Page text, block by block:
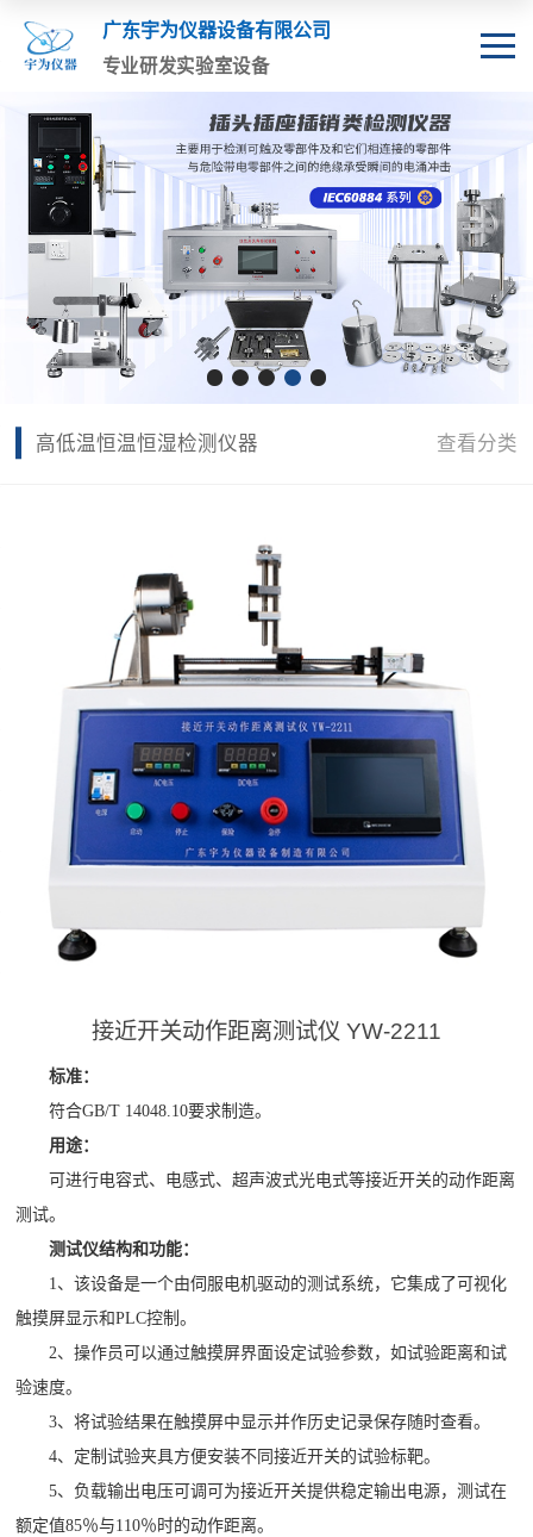
广东宇为仪器设备有限公司
专业研发实验室设备
高低温恒温恒湿检测仪器 查看分类
接近开关动作距离测试仪 YW-2211
标准：
符合GB/T 14048.10要求制造。
用途：
可进行电容式、电感式、超声波式光电式等接近开关的动作距离
测试。
测试仪结构和功能：
1、该设备是一个由伺服电机驱动的测试系统，它集成了可视化
触摸屏显示和PLC控制。
2、操作员可以通过触摸屏界面设定试验参数，如试验距离和试
验速度。
3、将试验结果在触摸屏中显示并作历史记录保存随时查看。
4、定制试验夹具方便安装不同接近开关的试验标靶。
5、负载输出电压可调可为接近开关提供稳定输出电源，测试在
额定值85％与110％时的动作距离。